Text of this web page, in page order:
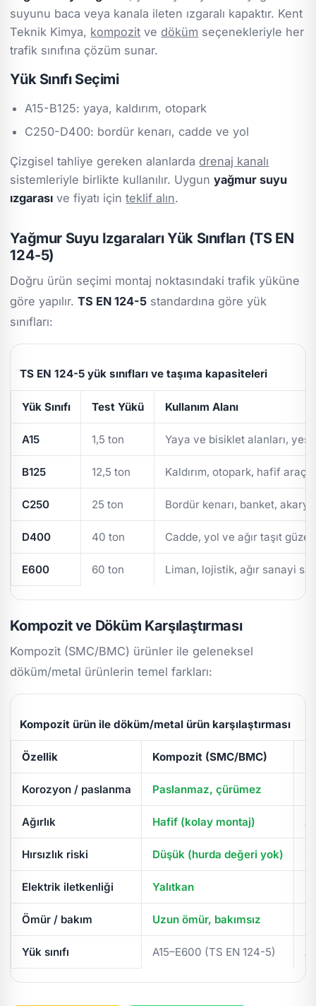
suyunu baca veya kanala ileten ızgaralı kapaktır. Kent
Teknik Kimya, kompozit ve döküm seçenekleriyle her
trafik sınıfına çözüm sunar.
Yük Sınıfı Seçimi
A15-B125: yaya, kaldırım, otopark
C250-D400: bordür kenarı, cadde ve yol
Çizgisel tahliye gereken alanlarda drenaj kanalı
sistemleriyle birlikte kullanılır. Uygunyağmur suyu
ızgarası ve fiyatı içinteklif alın.
Yağmur Suyu Izgaraları Yük Sınıfları (TS EN
124-5)
Doğru ürün seçimi montaj noktasındaki trafik yüküne
göre yapılır.TS EN 124-5 standardına göre yük
sınıfları:
TS EN 124-5 yük sınıfları ve taşıma kapasiteleri
Yük Sınıfı Test Yükü Kullanım Alanı
A15 1,5 ton Yaya ve bisiklet alanları,
B125 12,5 ton Kaldırım, otopark, hafif araç
C250 25 ton Bordür kenarı, banket,
D400 40 ton Cadde, yol ve ağır taşıt
E600 60 ton Liman, lojistik, ağır sanayi
Kompozit ve Döküm Karşılaştırması
Kompozit (SMC/BMC) ürünler ile geleneksel
döküm/metal ürünlerin temel farkları:
Kompozit ürün ile döküm/metal ürün karşılaştırması
Özellik Kompozit (SMC/BMC)
Korozyon / paslanma Paslanmaz, çürümez
Ağırlık Hafif (kolay montaj)
Hırsızlık riski Düşük (hurda değeri yok)
Elektrik iletkenliği Yalıtkan
Ömür / bakım Uzun ömür, bakımsız
Yük sınıfı A15–E600 (TS EN 124-5)